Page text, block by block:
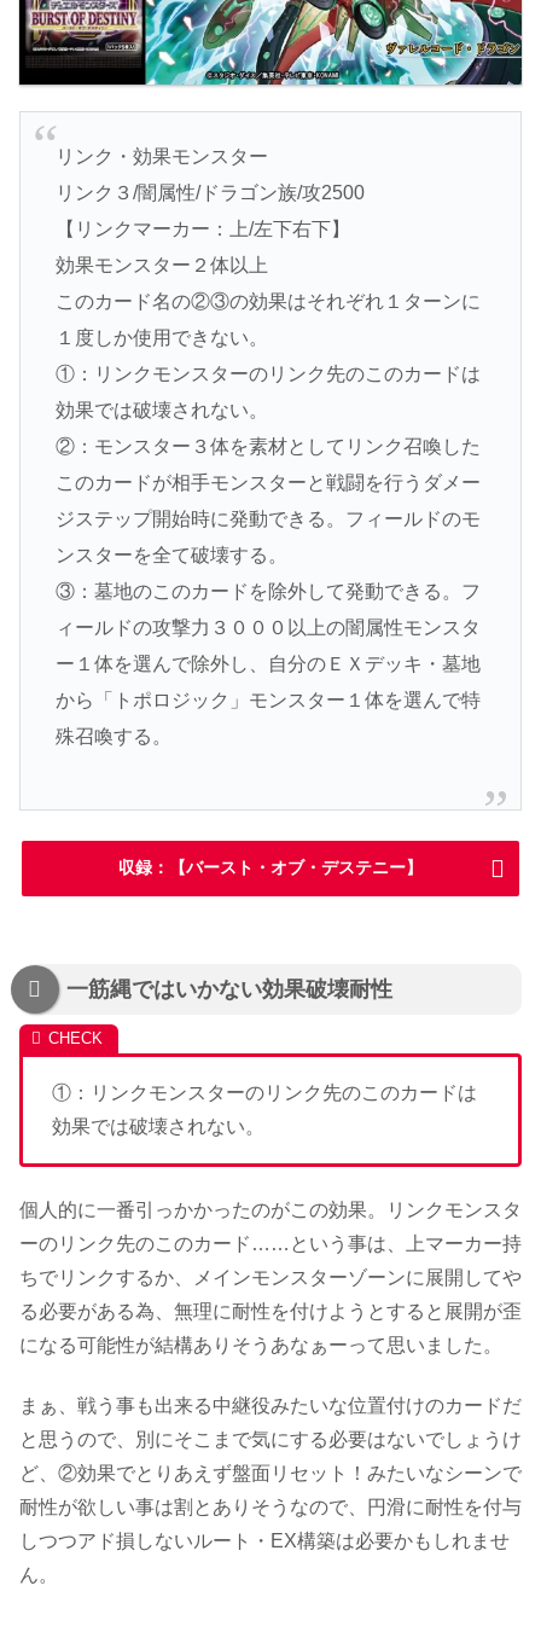
リンク・効果モンスター
リンク３/闇属性/ドラゴン族/攻2500
【リンクマーカー：上/左下右下】
効果モンスター２体以上
このカード名の②③の効果はそれぞれ１ターンに
１度しか使用できない。
①：リンクモンスターのリンク先のこのカードは
効果では破壊されない。
②：モンスター３体を素材としてリンク召喚した
このカードが相手モンスターと戦闘を行うダメー
ジステップ開始時に発動できる。フィールドのモ
ンスターを全て破壊する。
③：墓地のこのカードを除外して発動できる。フ
ィールドの攻撃力３０００以上の闇属性モンスタ
ー１体を選んで除外し、自分のＥＸデッキ・墓地
から「トポロジック」モンスター１体を選んで特
殊召喚する。
収録：【バースト・オブ・デステニー】
一筋縄ではいかない効果破壊耐性
①：リンクモンスターのリンク先のこのカードは
効果では破壊されない。
個人的に一番引っかかったのがこの効果。リンクモンスタ
ーのリンク先のこのカード……という事は、上マーカー持
ちでリンクするか、メインモンスターゾーンに展開してや
る必要がある為、無理に耐性を付けようとすると展開が歪
になる可能性が結構ありそうあなぁーって思いました。
まぁ、戦う事も出来る中継役みたいな位置付けのカードだ
と思うので、別にそこまで気にする必要はないでしょうけ
ど、②効果でとりあえず盤面リセット！みたいなシーンで
耐性が欲しい事は割とありそうなので、円滑に耐性を付与
しつつアド損しないルート・EX構築は必要かもしれませ
ん。